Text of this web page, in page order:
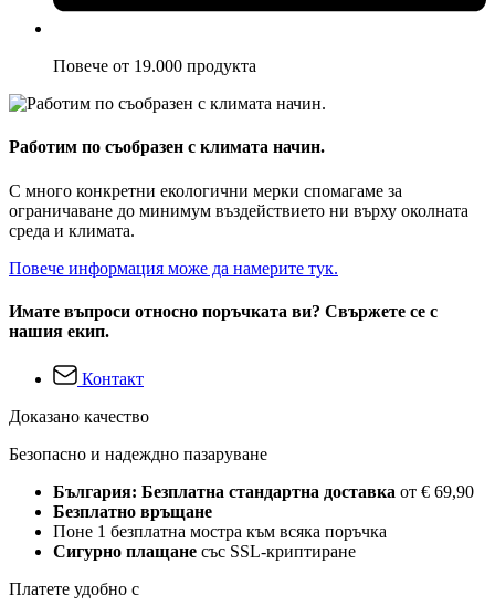
Повече от 19.000 продукта
Работим по съобразен с климата начин.
С много конкретни екологични мерки спомагаме за
ограничаване до минимум въздействието ни върху околната
среда и климата.
Повече информация може да намерите тук.
Имате въпроси относно поръчката ви? Свържете се с
нашия екип.
Контакт
Доказано качество
Безопасно и надеждно пазаруване
България: Безплатна стандартна доставка от € 69,90
Безплатно връщане
Поне 1 безплатна мостра към всяка поръчка
Сигурно плащане със SSL-криптиране
Платете удобно с